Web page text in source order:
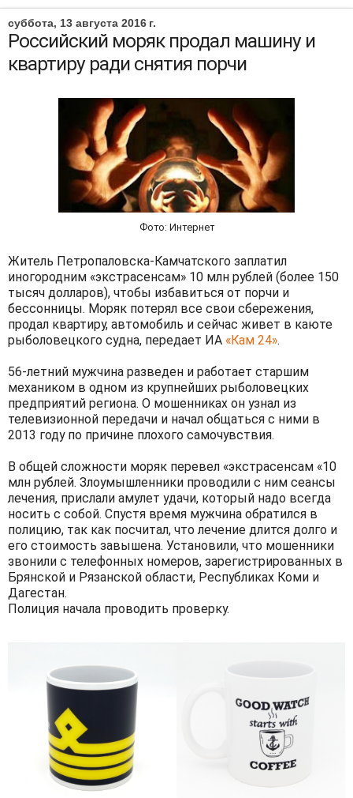
суббота, 13 августа 2016 г.
Российский моряк продал машину и
квартиру ради снятия порчи
Фото: Интернет
Житель Петропаловска-Камчатского заплатил
иногородним «экстрасенсам» 10 млн рублей (более 150
тысяч долларов), чтобы избавиться от порчи и
бессонницы. Моряк потерял все свои сбережения,
продал квартиру, автомобиль и сейчас живет в каюте
рыболовецкого судна, передает ИА «Кам 24».
56-летний мужчина разведен и работает старшим
механиком в одном из крупнейших рыболовецких
предприятий региона. О мошенниках он узнал из
телевизионной передачи и начал общаться с ними в
2013 году по причине плохого самочувствия.
В общей сложности моряк перевел «экстрасенсам «10
млн рублей. Злоумышленники проводили с ним сеансы
лечения, прислали амулет удачи, который надо всегда
носить с собой. Спустя время мужчина обратился в
полицию, так как посчитал, что лечение длится долго и
его стоимость завышена. Установили, что мошенники
звонили с телефонных номеров, зарегистрированных в
Брянской и Рязанской области, Республиках Коми и
Дагестан.
Полиция начала проводить проверку.